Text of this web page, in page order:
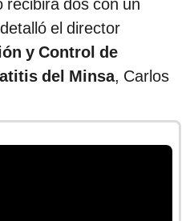
recibirá dos con un
el director
y Control de
del Minsa, Carlos